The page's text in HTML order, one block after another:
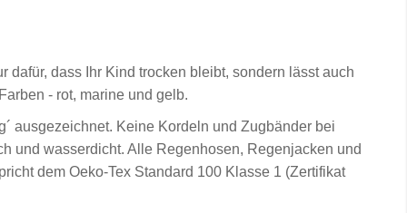
dass Ihr Kind trocken bleibt, sondern lässt auch
- rot, marine und gelb.
ausgezeichnet. Keine Kordeln und Zugbänder bei
und wasserdicht. Alle Regenhosen, Regenjacken und
dem Oeko-Tex Standard 100 Klasse 1 (Zertifikat